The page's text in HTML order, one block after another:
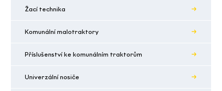
Žací technika
Komunální malotraktory
Příslušenství ke komunálním traktorům
Univerzální nosiče